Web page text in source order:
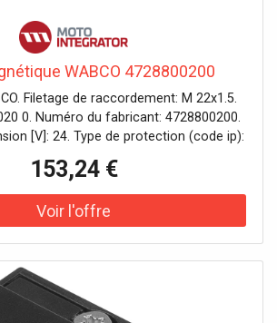
WABCO 4728800200
Filetage de raccordement: M 22x1.5.
0. Numéro du fabricant: 4728800200.
[V]: 24. Type de protection (code ip):
153,24 €